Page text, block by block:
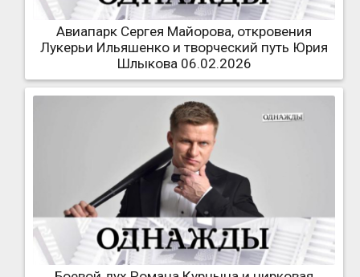
Авиапарк Сергея Майорова, откровения
Лукерьи Ильяшенко и творческий путь Юрия
Шлыкова 06.02.2026